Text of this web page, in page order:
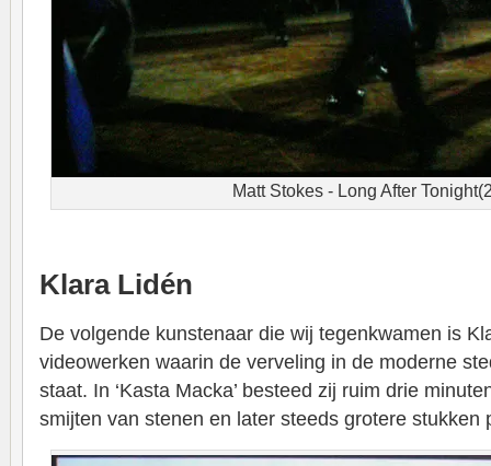
Matt Stokes - Long After
Klara Lidén
De volgende kunstenaar die wij tegenkwamen is
videowerken waarin de verveling in de moderne
staat. In ‘Kasta Macka’ besteed zij ruim drie
smijten van stenen en later steeds grotere stukken